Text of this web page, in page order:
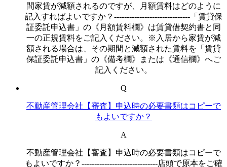
間家賃が減額されるのですが、月額賃料はどのように
記入すればよいですか？------------------------------「賃貸保
証委託申込書」の《月額賃料欄》は賃貸借契約書と同
一の正規賃料をご記入ください。※入居から家賃が減
額される場合は、その期間と減額された賃料を「賃貸
保証委託申込書」の《備考欄》または《通信欄》へご
記入ください。
Q
不動産管理会社【審査】申込時の必要書類はコピーで
もよいですか？
A
不動産管理会社【審査】申込時の必要書類はコピーで
もよいですか？------------------------------店頭で原本をご確